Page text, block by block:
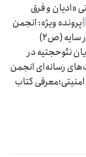
«ادیان و فرق
پرونده ویژه: انجمن
حجتیه یادداشت سردبیر ؛ بازخوانی یک جریان در سایه (ص۲)
نئوحجتیه در
: فعالیت‌های رسانه‌ای انجمن
امنیتی؛معرفی کتاب